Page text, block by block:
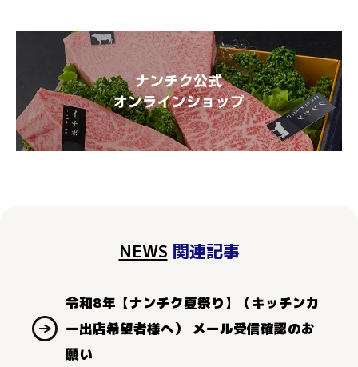
NEWS 関連記事
令和8年【ナンチク夏祭り】（キッチンカ
ー出店希望者様へ） メール受信確認のお
願い